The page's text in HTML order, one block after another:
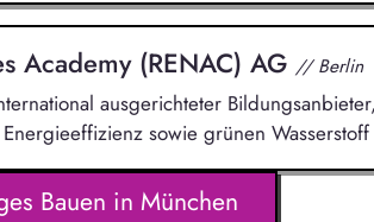
Academy (RENAC) AG // Berlin
ausgerichteter
sowie grünen Wasserstoff
Bauen in München